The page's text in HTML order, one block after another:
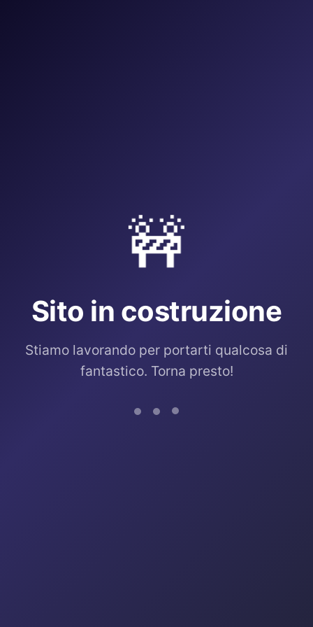
🚧
Sito in costruzione
Stiamo lavorando per portarti qualcosa di
fantastico. Torna presto!